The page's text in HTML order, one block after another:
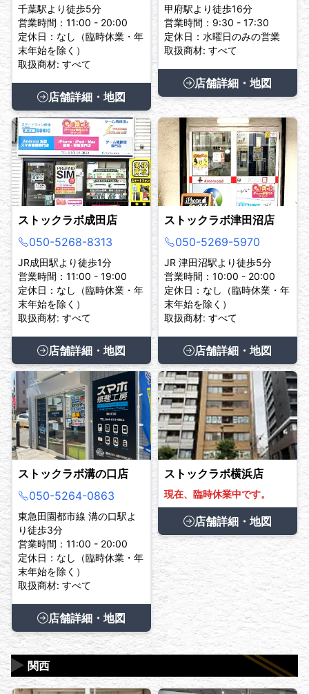
千葉駅より徒歩5分
営業時間：11:00 - 20:00
定休日：なし（臨時休業・年
末年始を除く）
取扱商材: すべて
店舗詳細・地図
甲府駅より徒歩16分
営業時間：9:30 - 17:30
定休日：水曜日のみの営業
取扱商材: すべて
店舗詳細・地図
ストックラボ成田店
050-5268-8313
JR成田駅より徒歩1分
営業時間：11:00 - 19:00
定休日：なし（臨時休業・年
末年始を除く）
取扱商材: すべて
店舗詳細・地図
ストックラボ津田沼店
050-5269-5970
JR 津田沼駅より徒歩5分
営業時間：10:00 - 20:00
定休日：なし（臨時休業・年
末年始を除く）
取扱商材: すべて
店舗詳細・地図
ストックラボ溝の口店
050-5264-0863
東急田園都市線 溝の口駅よ
り徒歩3分
営業時間：11:00 - 20:00
定休日：なし（臨時休業・年
末年始を除く）
取扱商材: すべて
店舗詳細・地図
ストックラボ横浜店
現在、臨時休業中です。
店舗詳細・地図
関西
▶